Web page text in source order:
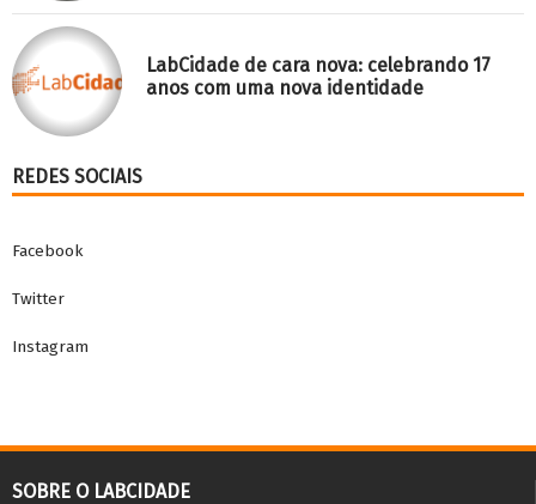
LabCidade de cara nova: celebrando 17
anos com uma nova identidade
REDES SOCIAIS
Facebook
Twitter
Instagram
SOBRE O LABCIDADE